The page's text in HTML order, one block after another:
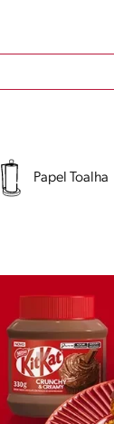
Papel Toalha